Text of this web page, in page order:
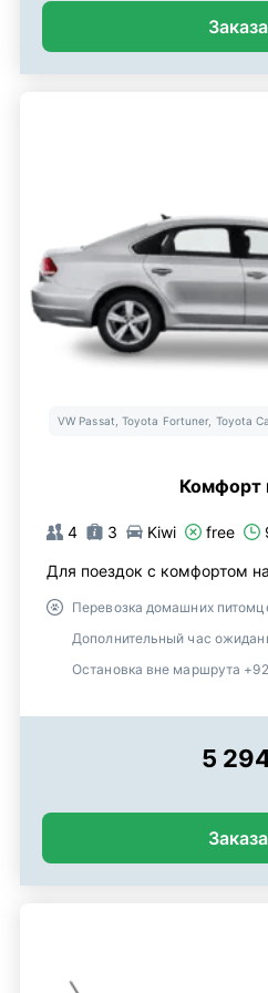
VW Passat, Toyota Fortuner, Toyota
Комфорт
4 3 Kiwi free
Для поездок с комфортом
Перевозка домашних
Дополнительный час
Остановка вне маршрута
5